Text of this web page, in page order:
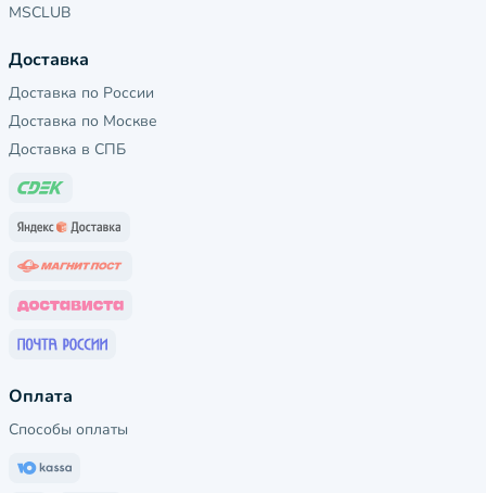
MSCLUB
Доставка
Доставка по России
Доставка по Москве
Доставка в СПБ
Оплата
Способы оплаты